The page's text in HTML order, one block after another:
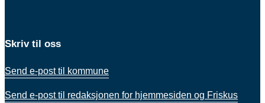
Skriv til oss
Send e-post til kommune
Send e-post til redaksjonen for hjemmesiden og Friskus